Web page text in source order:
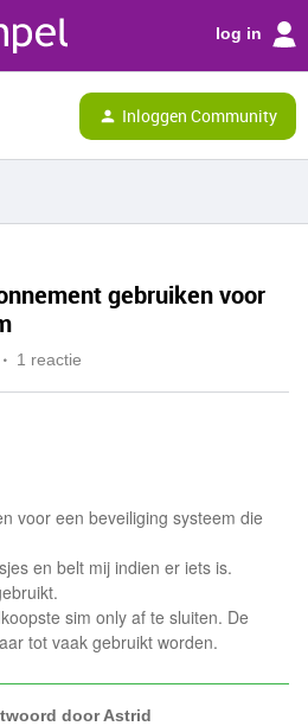
log in
Inloggen Community
gebruiken voor
1 reactie
voor een beveiliging systeem die
en belt mij indien er iets is.
sim only af te sluiten. De
tot vaak gebruikt worden.
doorAstrid